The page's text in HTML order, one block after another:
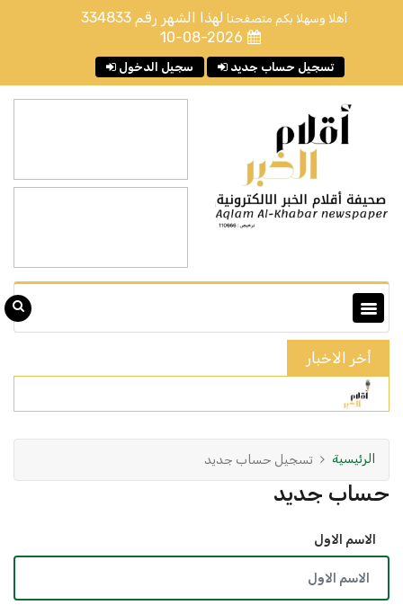
أهلا وسهلا بكم متصفحنا لهذا الشهر رقم 334833
10-08-2026
سجيل الدخول تسجيل حساب جديد
أخر الاخبار
الرئيسية تسجيل حساب جديد
حساب جديد
الاسم الاول